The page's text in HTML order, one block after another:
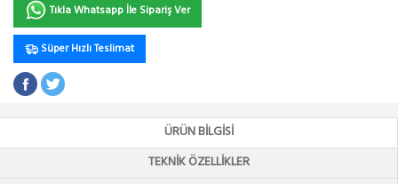
Tıkla Whatsapp İle Sipariş Ver
Süper Hızlı Teslimat
ÜRÜN BILGISI
TEKNIK ÖZELLIKLER